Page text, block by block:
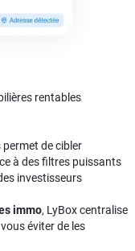
rentables
de cibler
à des filtres puissants
investisseurs
immo, LyBox centralise
éviter de les